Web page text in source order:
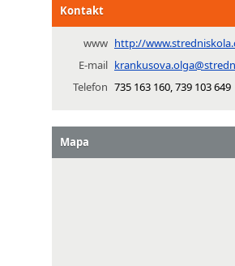
Kontakt
www http://
E-mail
Telefon 735 163 160, 739 103 649
Mapa